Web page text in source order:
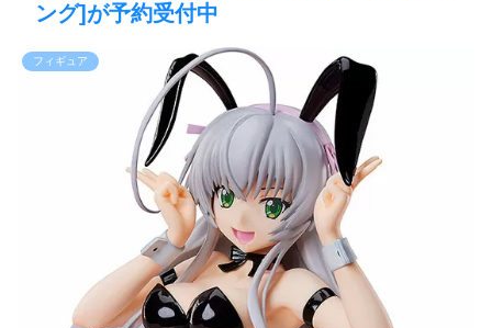
ング]が予約受付中
フィギュア